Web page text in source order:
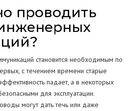
проводить
становится необходимым по
с течением времени старые
падает, а в некоторых
для эксплуатации.
могут дать течь или даже